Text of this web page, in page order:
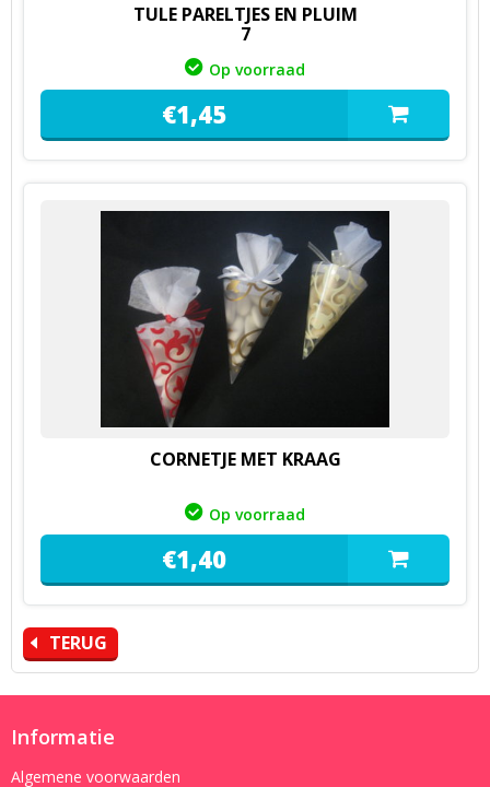
TULE PARELTJES EN PLUIM
7
Op voorraad
€1,45
CORNETJE MET KRAAG
Op voorraad
€1,40
TERUG
Informatie
Algemene voorwaarden